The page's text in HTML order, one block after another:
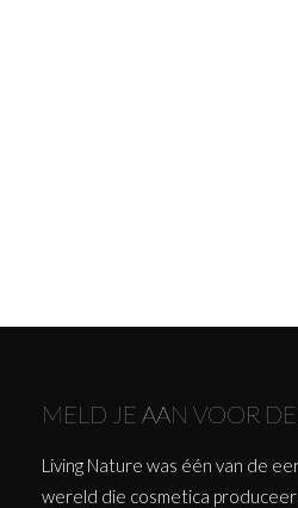
MELD JE AAN VOOR
Living Nature was één van de
wereld die cosmetica